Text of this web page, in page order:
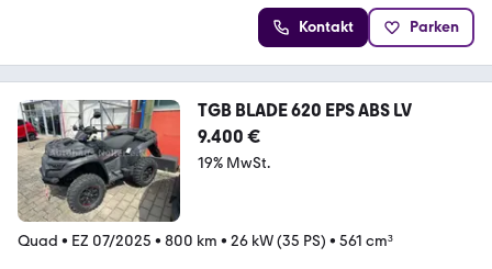
Kontakt Parken
TGB BLADE 620 EPS ABS LV
9.400 €
19% MwSt.
Quad • EZ 07/2025 • 800 km • 26 kW (35 PS) • 561 cm³